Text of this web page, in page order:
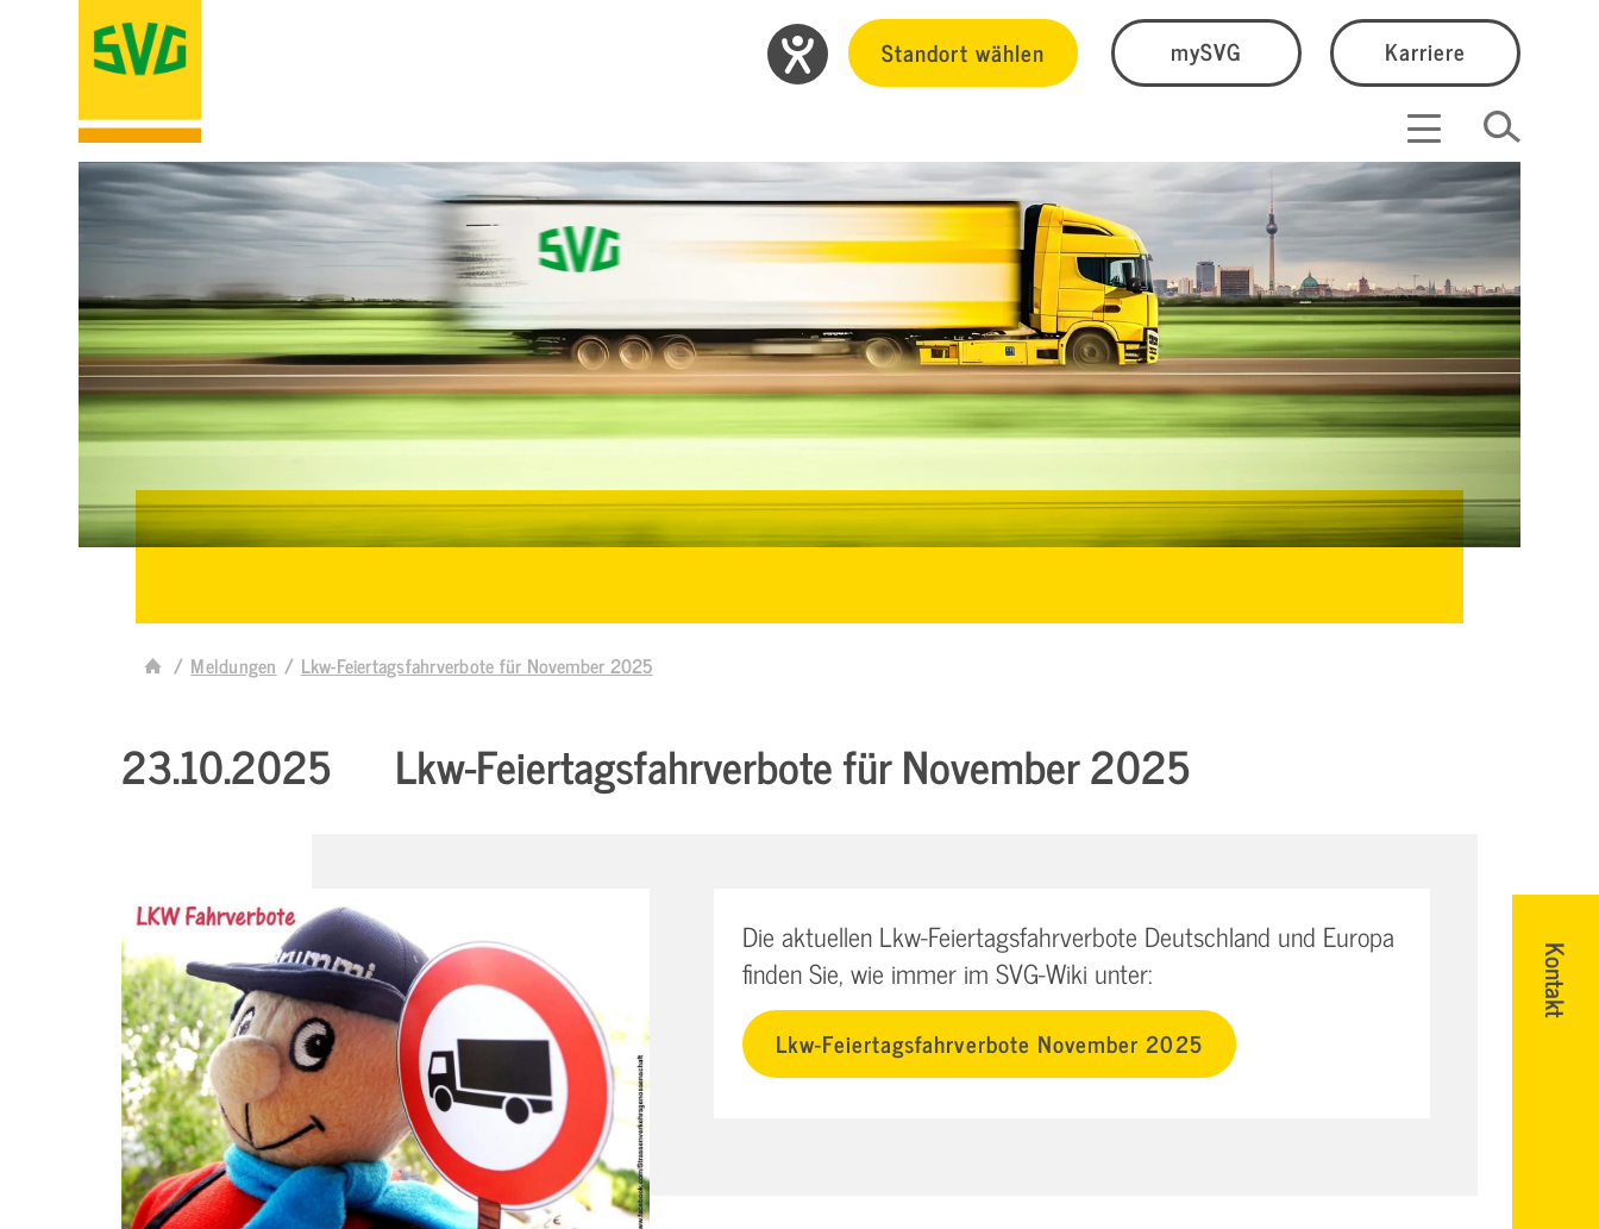
Standort wählen mySVG Karriere
Kontakt
Meldungen Lkw-Feiertagsfahrverbote für November 2025
23.10.2025 Lkw-Feiertagsfahrverbote für November 2025
Die aktuellen Lkw-Feiertagsfahrverbote Deutschland und Europa
finden Sie, wie immer im SVG-Wiki unter:
Lkw-Feiertagsfahrverbote November 2025